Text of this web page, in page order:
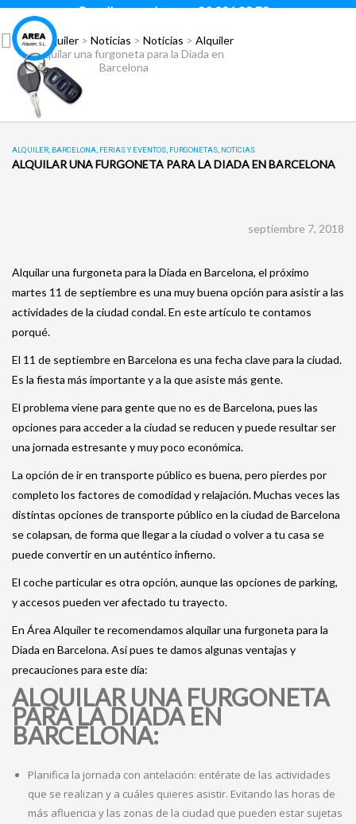
Para llamar pulsar: 93 296 88 78
Área Alquiler >Noticias >Noticias >Alquiler
>Alquilar una furgoneta para la Diada en
Barcelona
ALQUILER BARCELONA FERIAS Y EVENTOS FURGONETAS NOTICIAS
ALQUILAR UNA FURGONETA PARA LA DIADA EN BARCELONA
septiembre 7, 2018
Alquilar una furgoneta para la Diada en Barcelona, el próximo
martes 11 de septiembre es una muy buena opción para asistir a las
actividades de la ciudad condal. En este artículo te contamos
porqué.
El 11 de septiembre en Barcelona es una fecha clave para la ciudad.
Es la fiesta más importante y a la que asiste más gente.
El problema viene para gente que no es de Barcelona, pues las
opciones para acceder a la ciudad se reducen y puede resultar ser
una jornada estresante y muy poco económica.
La opción de ir en transporte público es buena, pero pierdes por
completo los factores de comodidad y relajación. Muchas veces las
distintas opciones de transporte público en la ciudad de Barcelona
se colapsan, de forma que llegar a la ciudad o volver a tu casa se
puede convertir en un auténtico infierno.
El coche particular es otra opción, aunque las opciones de parking,
y accesos pueden ver afectado tu trayecto.
En Área Alquiler te recomendamos alquilar una furgoneta para la
Diada en Barcelona. Así pues te damos algunas ventajas y
precauciones para este día:
ALQUILAR UNA FURGONETA
PARA LA DIADA EN
BARCELONA:
Planifica la jornada con antelación: entérate de las actividades
que se realizan y a cuáles quieres asistir. Evitando las horas de
más afluencia y las zonas de la ciudad que pueden estar sujetas